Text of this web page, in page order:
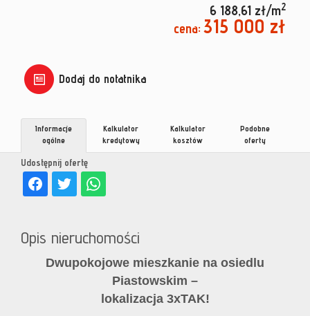
6 188,61 zł/m2
cena: 315 000 zł
Dodaj do notatnika
Udostępnij ofertę
Informacje
ogólne
Kalkulator
kredytowy
Kalkulator
kosztów
Podobne
oferty
Opis nieruchomości
Dwupokojowe mieszkanie na osiedlu
Piastowskim –
lokalizacja 3xTAK!